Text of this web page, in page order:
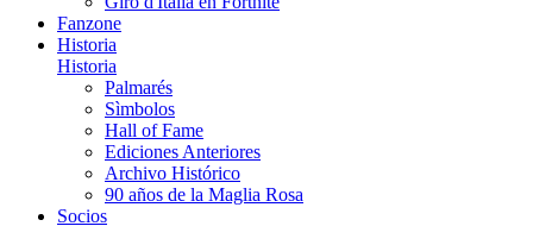
Fanzone
Historia
Historia
Palmarés
Sìmbolos
Hall of Fame
Ediciones Anteriores
Archivo Histórico
90 años de la Maglia Rosa
Socios